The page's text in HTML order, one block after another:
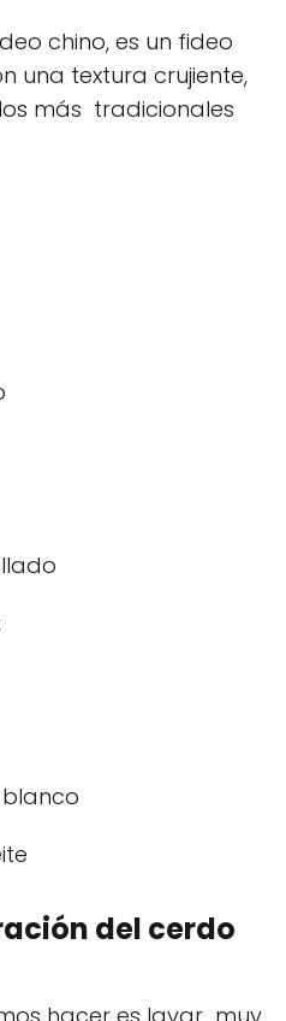
chino, es un fideo
una textura crujiente,
más tradicionales
del cerdo